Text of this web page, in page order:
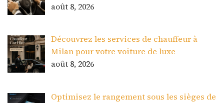
août 8, 2026
Découvrez les services de chauffeur à
Milan pour votre voiture de luxe
août 8, 2026
Optimisez le rangement sous les sièges de